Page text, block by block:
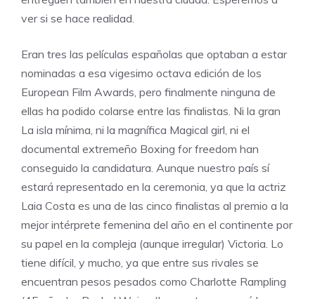
ver si se hace realidad.
Eran tres las películas españolas que optaban a estar
nominadas a esa vigesimo octava edición de los
European Film Awards, pero finalmente ninguna de
ellas ha podido colarse entre las finalistas. Ni la gran
La isla mínima, ni la magnífica Magical girl, ni el
documental extremeño Boxing for freedom han
conseguido la candidatura. Aunque nuestro país sí
estará representado en la ceremonia, ya que la actriz
Laia Costa es una de las cinco finalistas al premio a la
mejor intérprete femenina del año en el continente por
su papel en la compleja (aunque irregular) Victoria. Lo
tiene difícil, y mucho, ya que entre sus rivales se
encuentran pesos pesados como Charlotte Rampling